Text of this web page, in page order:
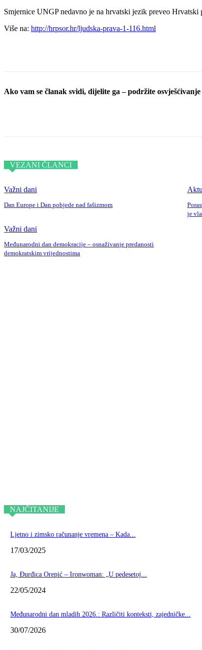
Smjernice UNGP nedavno je na hrvatski jezik preveo
Više na: http://hrpsor.hr/ljudska-prava-1-116.html
Ako vam se članak svidi, dijelite ga – podržite
VEZANI ČLANCI
Važni dani
Dan Europe i Dan pobjede nad fašizmom
je
Važni dani
Međunarodni dan demokracije – osnaživanje predanosti
demokratskim vrijednostima
NAJČITANIJE
Ljetno i zimsko računanje vremena – Kada...
17/03/2025
Ja, Đurđica Orepić – Ironwoman: „U pedesetoj...
22/05/2024
Međunarodni dan mladih 2026.: Različiti konteksti, zajedničke...
30/07/2026